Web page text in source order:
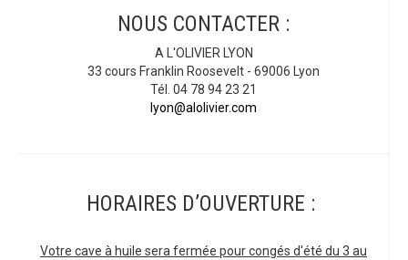
NOUS CONTACTER :
A L'OLIVIER LYON
33 cours Franklin Roosevelt - 69006 Lyon
Tél. 04 78 94 23 21
lyon@alolivier.com
HORAIRES D’OUVERTURE :
Votre cave à huile sera fermée pour congés d'été du 3 au